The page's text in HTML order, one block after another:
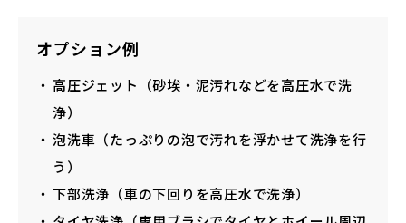
オプション例
高圧ジェット（砂埃・泥汚れなどを高圧水で洗
浄）
泡洗車（たっぷりの泡で汚れを浮かせて洗浄を行
う）
下部洗浄（車の下回りを高圧水で洗浄）